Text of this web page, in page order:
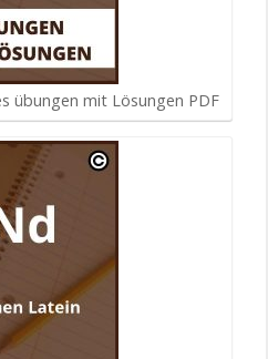
übungen mit Lösungen PDF